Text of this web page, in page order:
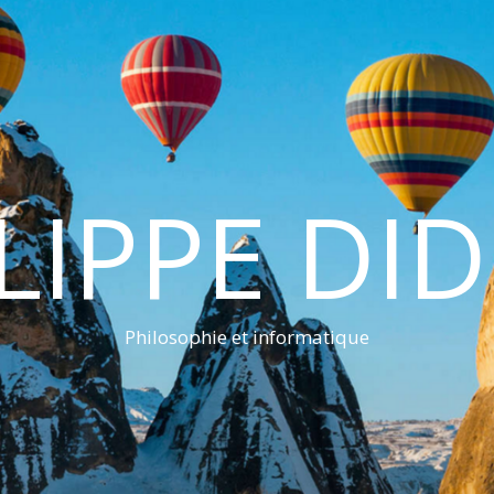
Philosophie et informatique